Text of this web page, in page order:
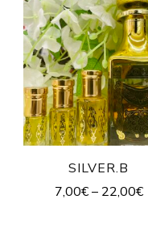
SILVER.B
7,00€– 22,00€